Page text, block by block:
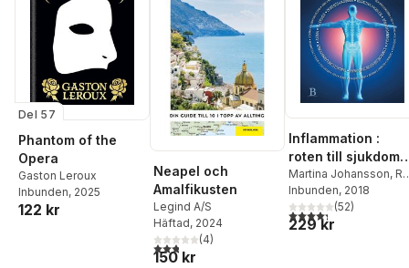
Del 57
Phantom of the
Opera
Gaston Leroux
Inbunden, 2025
122 kr
Neapel och
Amalfikusten
Legind A/S
Häftad, 2024
2,8utav 5 stjärnor. Totalt antal röster:
(4)
150 kr
Inflammation :
roten till sjukdom
och vad du själv
kan göra för att
läka
Martina Johansson,
Sundberg
Inbunden, 2018
4,3utav 5 stjärnor.
(52)
229 kr